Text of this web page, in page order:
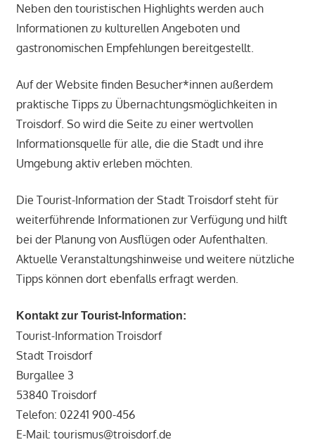
Neben den touristischen Highlights werden auch
Informationen zu kulturellen Angeboten und
gastronomischen Empfehlungen bereitgestellt.
Auf der Website finden Besucher*innen außerdem
praktische Tipps zu Übernachtungsmöglichkeiten in
Troisdorf. So wird die Seite zu einer wertvollen
Informationsquelle für alle, die die Stadt und ihre
Umgebung aktiv erleben möchten.
Die Tourist-Information der Stadt Troisdorf steht für
weiterführende Informationen zur Verfügung und hilft
bei der Planung von Ausflügen oder Aufenthalten.
Aktuelle Veranstaltungshinweise und weitere nützliche
Tipps können dort ebenfalls erfragt werden.
Kontakt zur Tourist-Information:
Tourist-Information Troisdorf
Stadt Troisdorf
Burgallee 3
53840 Troisdorf
Telefon: 02241 900-456
E-Mail: tourismus@troisdorf.de